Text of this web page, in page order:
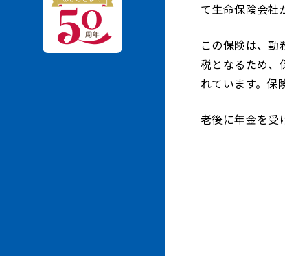
て生命保険会社
この保険は、勤
税となるため、
れています。保
老後に年金を受